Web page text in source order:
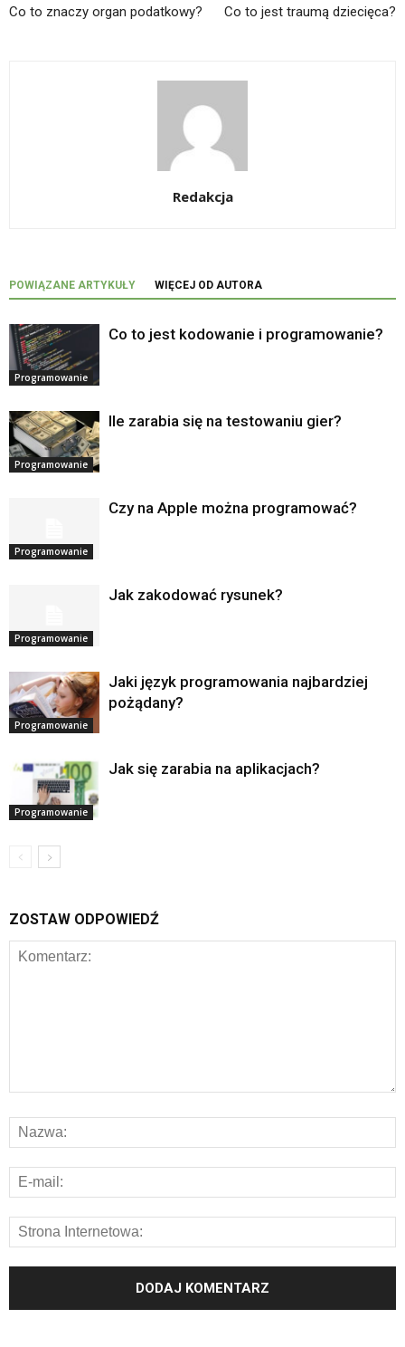
Co to znaczy organ podatkowy? Co to jest traumą dziecięca?
Redakcja
POWIĄZANE ARTYKUŁY WIĘCEJ OD AUTORA
Programowanie
Co to jest kodowanie i programowanie?
Programowanie
Ile zarabia się na testowaniu gier?
Programowanie
Czy na Apple można programować?
Programowanie
Jak zakodować rysunek?
Programowanie
Jaki język programowania najbardziej
pożądany?
Programowanie
Jak się zarabia na aplikacjach?
ZOSTAW ODPOWIEDŹ